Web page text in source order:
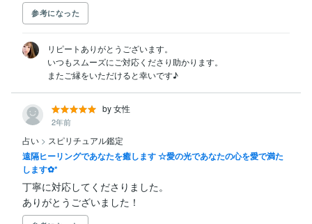
参考になった
リピートありがとうございます。
いつもスムーズにご対応くださり助かります。
またご縁をいただけると幸いです♪
by 女性
2年前
占い > スピリチュアル鑑定
遠隔ヒーリングであなたを癒します ☆愛の光であなたの心を愛で満た
します✿*
丁寧に対応してくださりました。
ありがとうございました！